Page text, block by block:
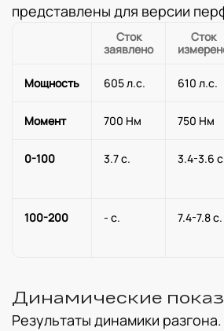
представлены для версии
Сток
заявлено
Сток
Мощность 605 л.с. 610 л.с.
Момент 700 Нм 750 Нм
0-100 3.7 с. 3.4-3.6
100-200 - с. 7.4-7.8 с.
Динамические
Результаты динамики